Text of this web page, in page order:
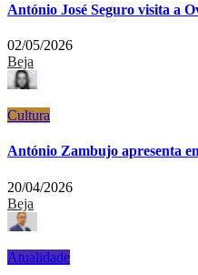
António José Seguro visita a
02/05/2026
Beja
Cultura
António Zambujo apresenta
20/04/2026
Beja
Atualidade